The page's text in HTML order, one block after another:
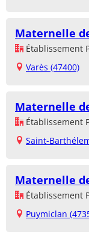
Maternelle
Établissement
Varès (47400)
Maternelle
Établissement
Saint-
Maternelle
Établissement
Puymiclan